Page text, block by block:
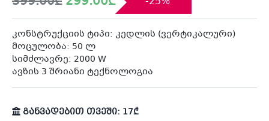
was:
399.00₾.
is:
299.00₾.
კონსტრუქციის ტიპი: კედლის (ვერტიკალური)
მოცულობა: 50 ლ
სიმძლავრე: 2000 W
ავზის 3 შრიანი ტექნოლოგია
განვადებით თვეში: 17₾